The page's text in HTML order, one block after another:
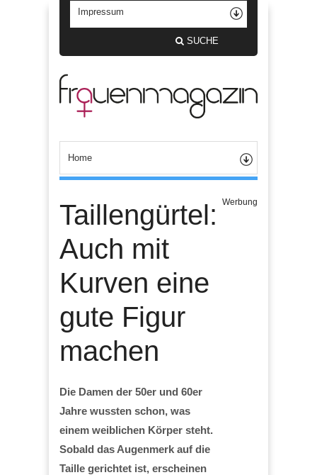
SUCHE
Taillengürtel:
Auch mit
Kurven eine
gute Figur
machen
Werbung
Die Damen der 50er und 60er
Jahre wussten schon, was
einem weiblichen Körper steht.
Sobald das Augenmerk auf die
Taille gerichtet ist, erscheinen